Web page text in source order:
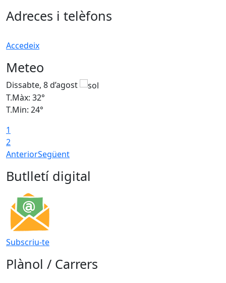
Adreces i telèfons
Accedeix
Meteo
Dissabte, 8 d’agost
T.Màx: 32°
T.Min: 24°
1
2
AnteriorSegüent
Butlletí digital
Subscriu-te
Plànol / Carrers